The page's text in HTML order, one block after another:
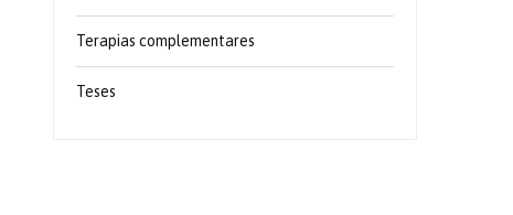
Terapias complementares
Teses